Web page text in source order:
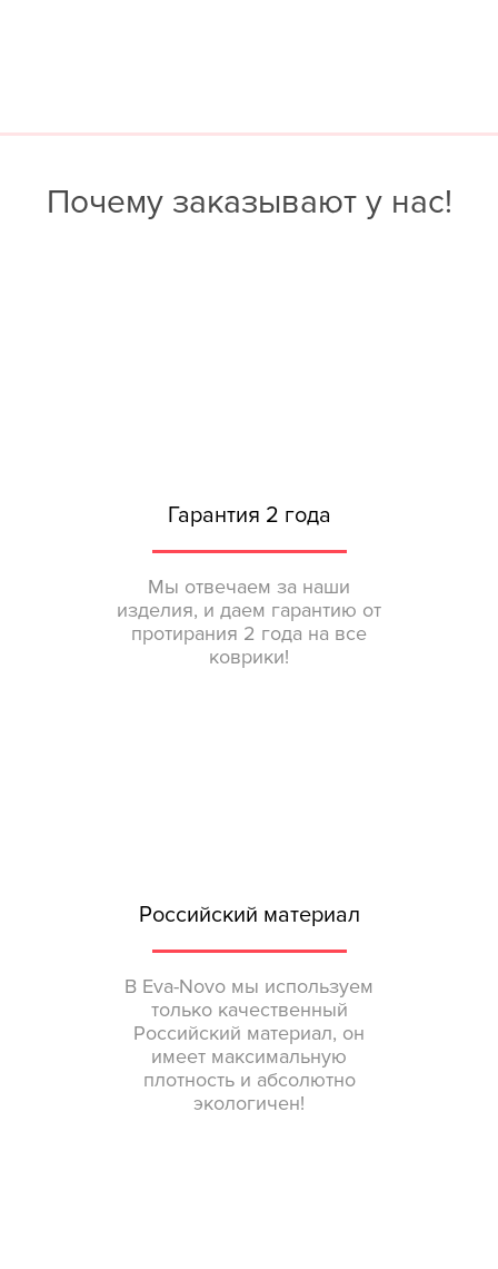
Почему заказывают у нас!
Гарантия 2 года
Мы отвечаем за наши
изделия, и даем гарантию от
протирания 2 года на все
коврики!
Российский материал
В Eva-Novo мы используем
только качественный
Российский материал, он
имеет максимальную
плотность и абсолютно
экологичен!